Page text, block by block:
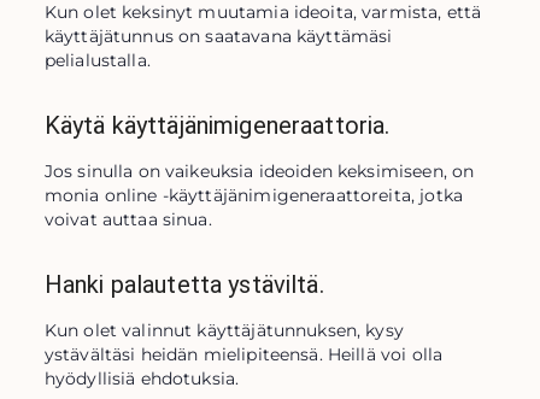
Kun olet keksinyt muutamia ideoita, varmista, että
käyttäjätunnus on saatavana käyttämäsi
pelialustalla.
Käytä käyttäjänimigeneraattoria.
Jos sinulla on vaikeuksia ideoiden keksimiseen, on
monia online -käyttäjänimigeneraattoreita, jotka
voivat auttaa sinua.
Hanki palautetta ystäviltä.
Kun olet valinnut käyttäjätunnuksen, kysy
ystävältäsi heidän mielipiteensä. Heillä voi olla
hyödyllisiä ehdotuksia.